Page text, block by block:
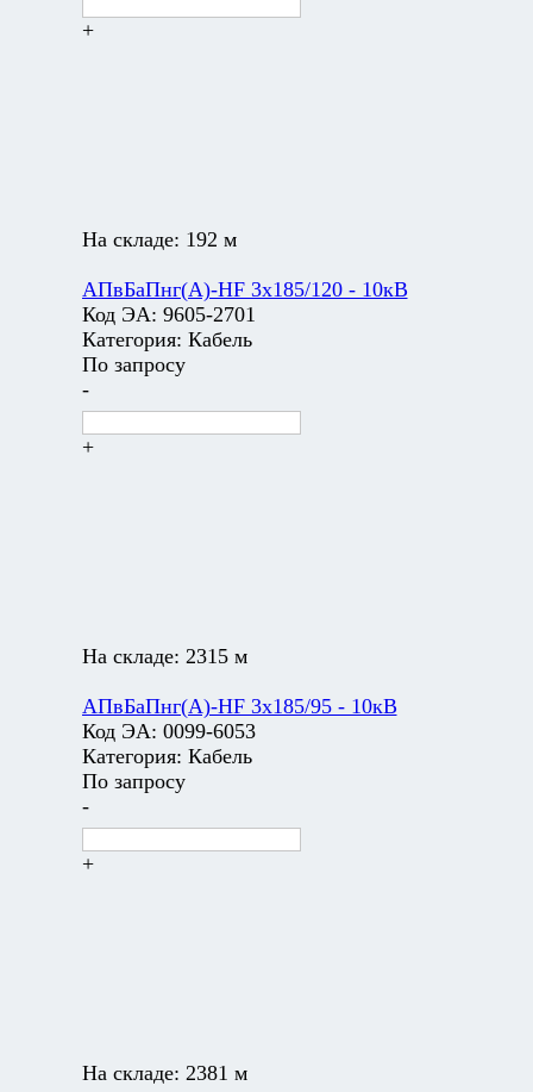
+
На складе: 192 м
АПвБаПнг(А)-HF 3х185/120 - 10кВ
Код ЭА: 9605-2701
Категория: Кабель
По запросу
-
+
На складе: 2315 м
АПвБаПнг(А)-HF 3х185/95 - 10кВ
Код ЭА: 0099-6053
Категория: Кабель
По запросу
-
+
На складе: 2381 м